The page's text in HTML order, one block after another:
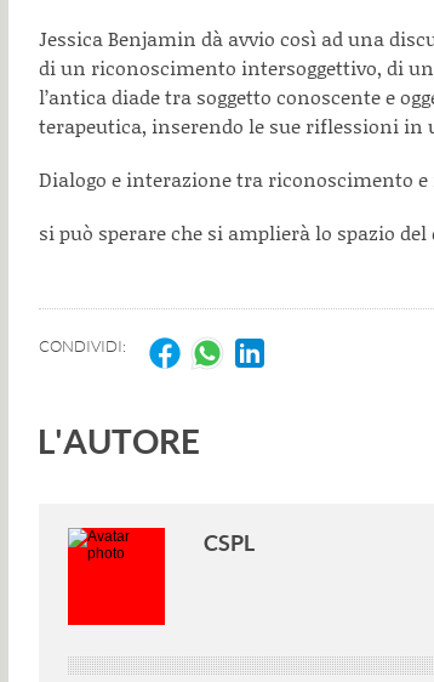
Jessica Benjamin dà avvio così ad una
di un riconoscimento intersoggettivo, di
l’antica diade tra soggetto conoscente e
terapeutica, inserendo le sue riflessioni in
Dialogo e interazione tra riconoscimento e
si può sperare che si amplierà lo spazio
CONDIVIDI:
L'AUTORE
CSPL